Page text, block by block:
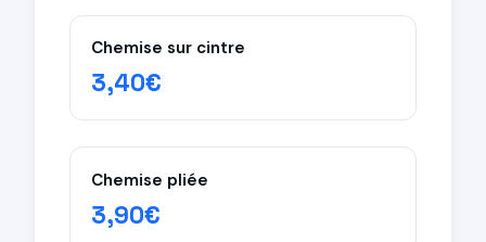
Serviettes de bain
Torchons
Sous-vêtements
Robes — peu mécanisable
Chemise sur cintre
3,40€
Chemise pliée
3,90€